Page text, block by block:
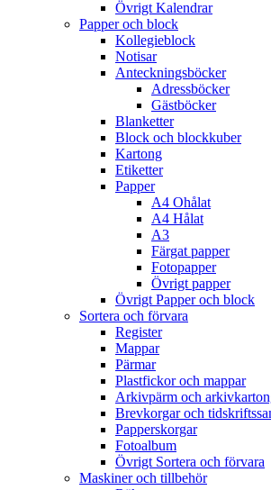
Övrigt Kalendrar
Papper och block
Kollegieblock
Notisar
Anteckningsböcker
Adressböcker
Gästböcker
Blanketter
Block och blockkuber
Kartong
Etiketter
Papper
A4 Ohålat
A4 Hålat
A3
Färgat papper
Fotopapper
Övrigt papper
Övrigt Papper och block
Sortera och förvara
Register
Mappar
Pärmar
Plastfickor och mappar
Arkivpärm och
Brevkorgar och
Papperskorgar
Fotoalbum
Övrigt Sortera och förvara
Maskiner och tillbehör